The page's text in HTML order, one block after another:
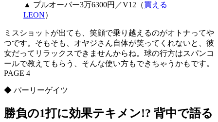
▲ プルオーバー3万6300円／V12（買える
LEON）
ミスショットが出ても、笑顔で乗り越えるのがオトナってや
つです。そもそも、オヤジさん自体が笑ってくれないと、彼
女だってリラックスできませんからね。球の行方はスパンコ
ールで教えてもらう、そんな使い方もできちゃうかもです。
PAGE 4
◆ パーリーゲイツ
勝負の1打に効果テキメン!? 背中で語る